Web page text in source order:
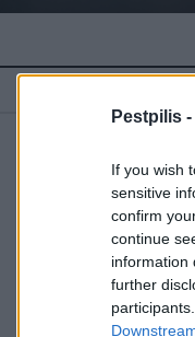
Pestpilis -
If you wish
sensitive
confirm
continue
information
further